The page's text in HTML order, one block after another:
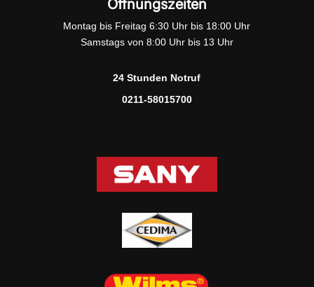
Öffnungszeiten
Montag bis Freitag 6:30 Uhr bis 18:00 Uhr
Samstags von 8:00 Uhr bis 13 Uhr
24 Stunden Notruf
0211-58015700